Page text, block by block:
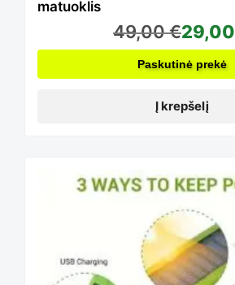
matuoklis
49,00€29,00
Paskutinė prekė
Į krepšelį